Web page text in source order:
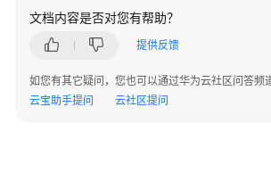
南
最
文档内容是否对您有帮助？
提供反馈
如您有其它疑问，您也可以通过华为云社区问答频
云宝助手提问
云社区提问